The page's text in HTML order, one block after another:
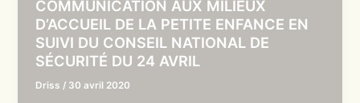
COMMUNICATION AUX MILIEUX
D’ACCUEIL DE LA PETITE ENFANCE EN
SUIVI DU CONSEIL NATIONAL DE
SÉCURITÉ DU 24 AVRIL
Driss / 30 avril 2020